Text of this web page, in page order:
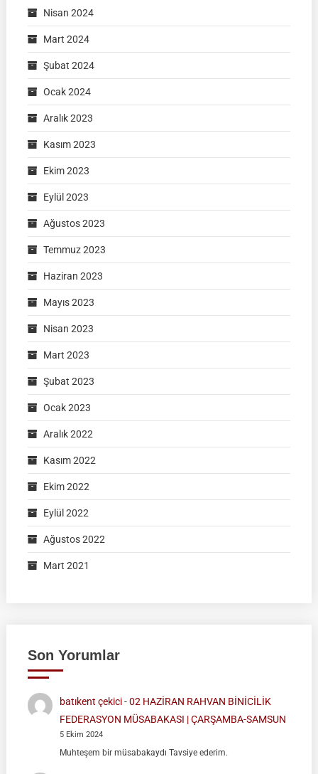
Nisan 2024
Mart 2024
Şubat 2024
Ocak 2024
Aralık 2023
Kasım 2023
Ekim 2023
Eylül 2023
Ağustos 2023
Temmuz 2023
Haziran 2023
Mayıs 2023
Nisan 2023
Mart 2023
Şubat 2023
Ocak 2023
Aralık 2022
Kasım 2022
Ekim 2022
Eylül 2022
Ağustos 2022
Mart 2021
Son Yorumlar
batıkent çekici-02 HAZİRAN RAHVAN BİNİCİLİK
FEDERASYON MÜSABAKASI | ÇARŞAMBA-SAMSUN
5 Ekim 2024
Muhteşem bir müsabakaydı Tavsiye ederim.